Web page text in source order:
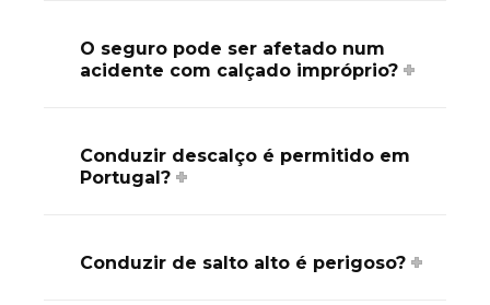
O seguro pode ser afetado num
acidente com calçado impróprio?
Conduzir descalço é permitido em
Portugal?
Conduzir de salto alto é perigoso?